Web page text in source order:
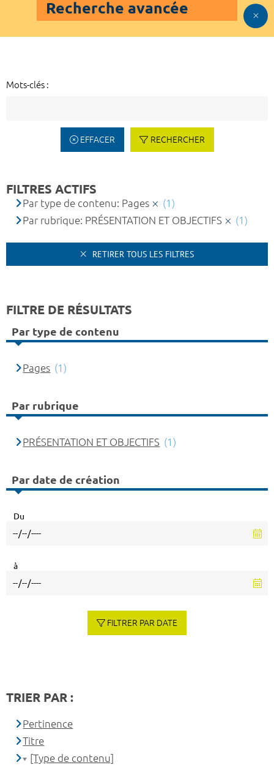
Recherche avancée
Mots-clés :
EFFACER RECHERCHER
FILTRES ACTIFS
Par type de contenu: Pages
(1)
Par rubrique: PRÉSENTATION ET OBJECTIFS
(1)
RETIRER TOUS LES FILTRES
FILTRE DE RÉSULTATS
Par type de contenu
Pages (1)
Par rubrique
PRÉSENTATION ET OBJECTIFS (1)
Par date de création
Du
à
FILTRER PAR DATE
TRIER PAR :
Pertinence
Titre
[Type de contenu]